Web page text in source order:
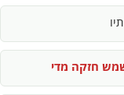
חזקה מדי